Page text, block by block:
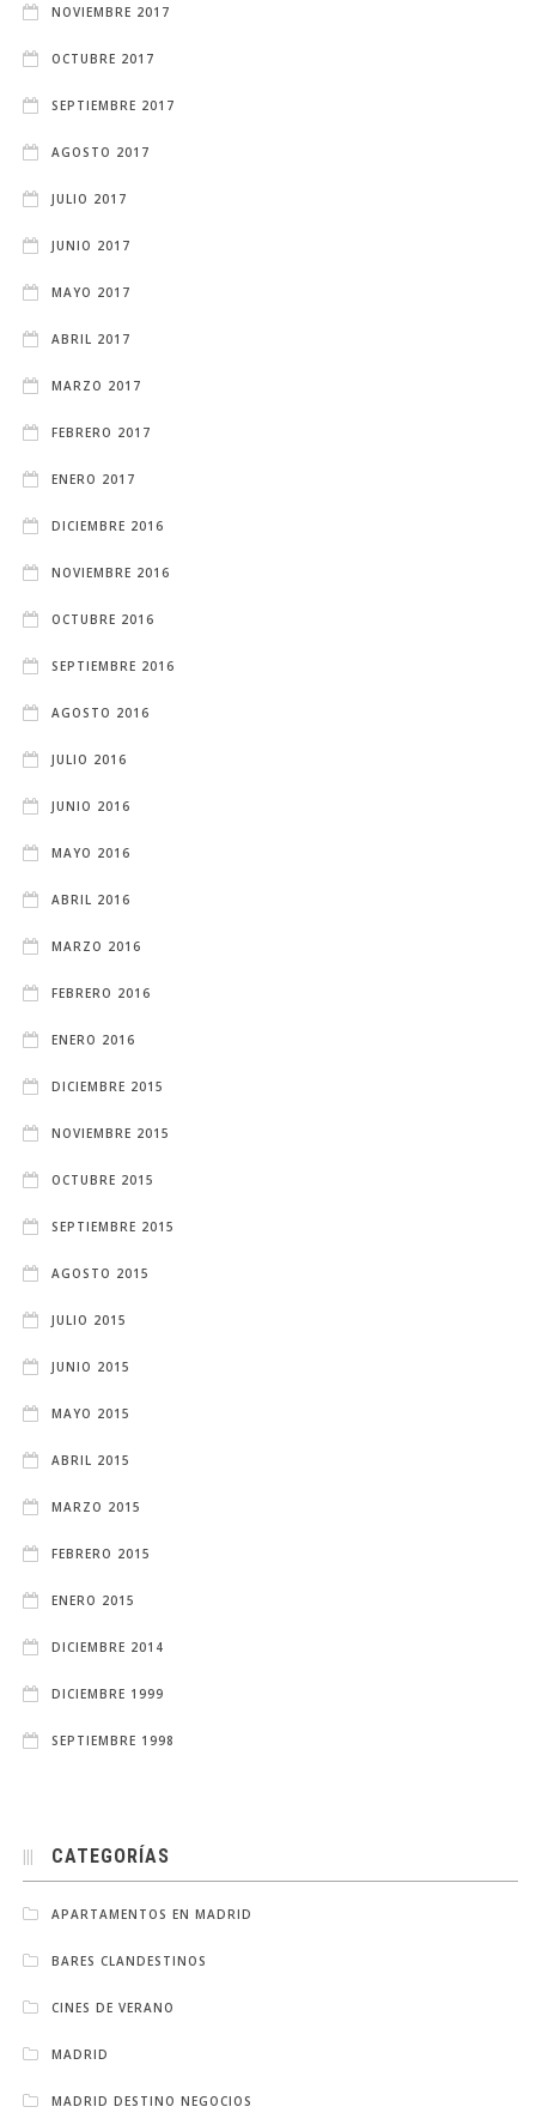
NOVIEMBRE 2017
OCTUBRE 2017
SEPTIEMBRE 2017
AGOSTO 2017
JULIO 2017
JUNIO 2017
MAYO 2017
ABRIL 2017
MARZO 2017
FEBRERO 2017
ENERO 2017
DICIEMBRE 2016
NOVIEMBRE 2016
OCTUBRE 2016
SEPTIEMBRE 2016
AGOSTO 2016
JULIO 2016
JUNIO 2016
MAYO 2016
ABRIL 2016
MARZO 2016
FEBRERO 2016
ENERO 2016
DICIEMBRE 2015
NOVIEMBRE 2015
OCTUBRE 2015
SEPTIEMBRE 2015
AGOSTO 2015
JULIO 2015
JUNIO 2015
MAYO 2015
ABRIL 2015
MARZO 2015
FEBRERO 2015
ENERO 2015
DICIEMBRE 2014
DICIEMBRE 1999
SEPTIEMBRE 1998
CATEGORÍAS
APARTAMENTOS EN MADRID
BARES CLANDESTINOS
CINES DE VERANO
MADRID
MADRID DESTINO NEGOCIOS